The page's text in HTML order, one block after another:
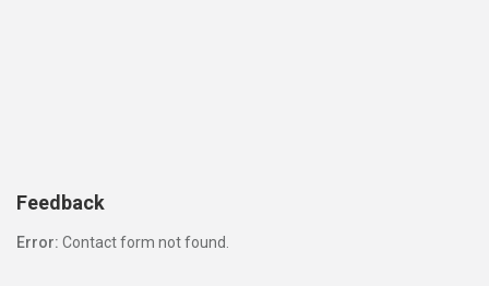
Feedback
Error: Contact form not found.